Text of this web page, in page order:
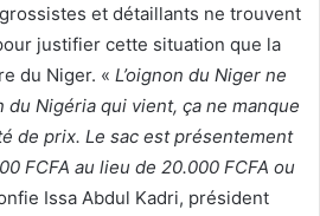
et détaillants ne trouvent
justifier cette situation que la
du Niger. « L’oignon du Niger ne
du Nigéria qui vient, ça ne manque
de prix. Le sac est présentement
FCFA au lieu de 20.000 FCFA ou
Issa Abdul Kadri, président